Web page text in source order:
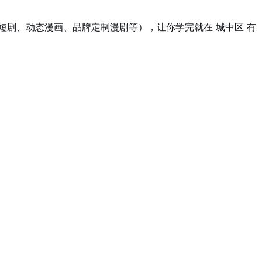
、动态漫画、品牌定制漫剧等），让你学完就在 城中区 有